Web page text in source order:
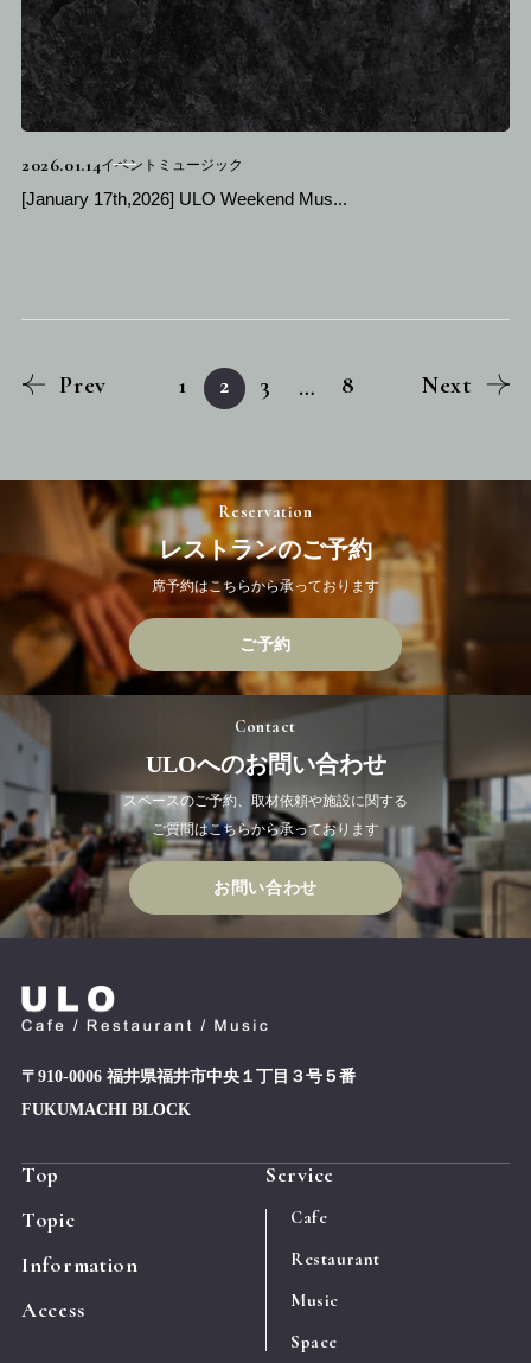
2026.01.14イベントミュージック
[January 17th,2026] ULO Weekend Mus...
Prev 1 2 3 … 8 Next
Reservation
レストランのご予約
席予約はこちらから承っております
ご予約
Contact
ULOへのお問い合わせ
スペースのご予約、取材依頼や施設に関する
ご質問はこちらから承っております
お問い合わせ
〒910-0006 福井県福井市中央１丁目３号５番
FUKUMACHI BLOCK
Top
Topic
Information
Access
Service
Cafe
Restaurant
Music
Space